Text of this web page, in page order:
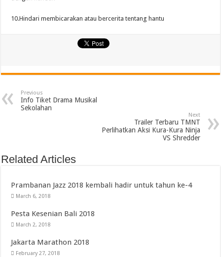
10.Hindari membicarakan atau bercerita tentang hantu
Previous
Info Tiket Drama Musikal
Sekolahan
Next
Trailer Terbaru TMNT
Perlihatkan Aksi Kura-Kura Ninja
VS Shredder
Related Articles
Prambanan Jazz 2018 kembali hadir untuk tahun ke-4
March 6, 2018
Pesta Kesenian Bali 2018
March 2, 2018
Jakarta Marathon 2018
February 27, 2018